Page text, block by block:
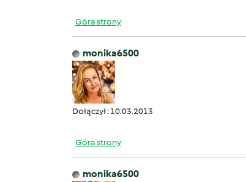
Góra strony
monika6500
Dołączył : 10.03.2013
Góra strony
monika6500